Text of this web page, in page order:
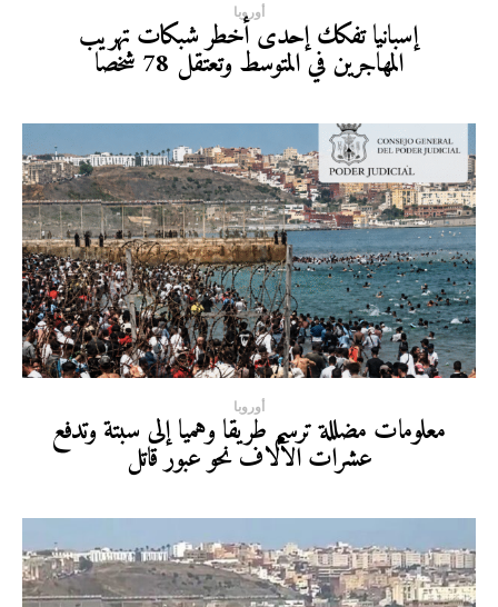
أوروبا
إسبانيا تفكك إحدى أخطر شبكات تهريب
المهاجرين في المتوسط وتعتقل 78 شخصا
أوروبا
معلومات مضللة ترسم طريقا وهميا إلى سبتة وتدفع
عشرات الآلاف نحو عبور قاتل